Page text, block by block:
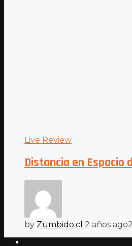
Live Review
Distancia en Espacio
by Zumbido.cl 2 años ago